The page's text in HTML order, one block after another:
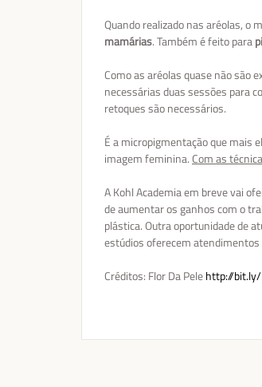
Quando realizado nas aréolas, o
mamárias. Também é feito para
Como as aréolas quase não são
necessárias duas sessões para
retoques são necessários.
É a micropigmentação que mais
imagem feminina.Com as
A Kohl Academia em breve vai
de aumentar os ganhos com o
plástica. Outra oportunidade de
estúdios oferecem
Créditos: Flor Da Pelehttp://